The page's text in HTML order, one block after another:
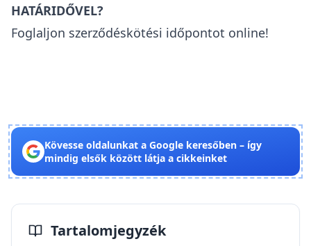
HATÁRIDŐVEL?
Foglaljon szerződéskötési időpontot online!
Kövesse oldalunkat a Google keresőben – így
mindig elsők között látja a cikkeinket
Tartalomjegyzék